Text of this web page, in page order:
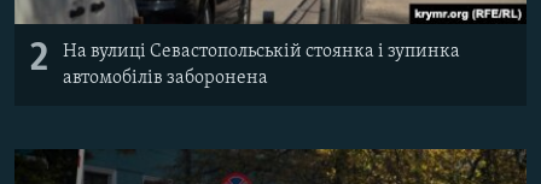
2
На вулиці Севастопольській стоянка і зупинка
автомобілів заборонена